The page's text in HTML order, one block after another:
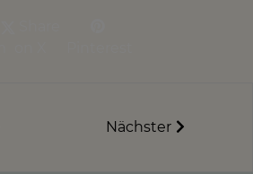
Nächster